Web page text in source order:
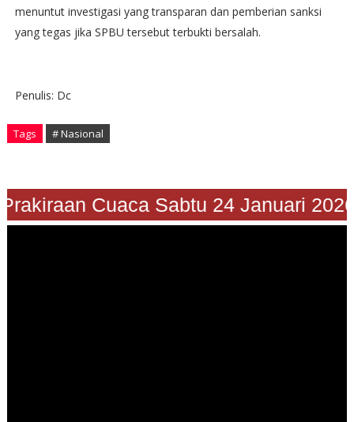
menuntut investigasi yang transparan dan pemberian sanksi
yang tegas jika SPBU tersebut terbukti bersalah.
Penulis: Dc
Tags # Nasional
Cuaca Sabtu 24 Januari 2026"